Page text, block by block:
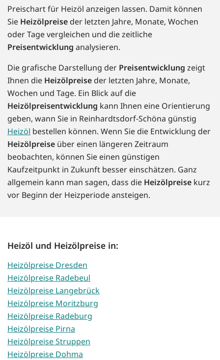
Preischart für Heizöl anzeigen lassen. Damit können
Sie Heizölpreise der letzten Jahre, Monate, Wochen
oder Tage vergleichen und die zeitliche
Preisentwicklung analysieren.
Die grafische Darstellung der Preisentwicklung zeigt
Ihnen die Heizölpreise der letzten Jahre, Monate,
Wochen und Tage. Ein Blick auf die
Heizölpreisentwicklung kann Ihnen eine Orientierung
geben, wann Sie in Reinhardtsdorf-Schöna günstig
Heizöl bestellen können. Wenn Sie die Entwicklung der
Heizölpreise über einen längeren Zeitraum
beobachten, können Sie einen günstigen
Kaufzeitpunkt in Zukunft besser einschätzen. Ganz
allgemein kann man sagen, dass die Heizölpreise kurz
vor Beginn der Heizperiode ansteigen.
Heizöl und Heizölpreise in:
Heizölpreise Dresden
Heizölpreise Radebeul
Heizölpreise Langebrück
Heizölpreise Moritzburg
Heizölpreise Radeburg
Heizölpreise Pirna
Heizölpreise Struppen
Heizölpreise Dohma